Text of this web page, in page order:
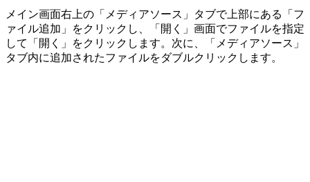
メイン画面右上の「メディアソース」タブで上部にある「フ
ァイル追加」をクリックし、「開く」画面でファイルを指定
して「開く」をクリックします。次に、「メディアソース」
タブ内に追加されたファイルをダブルクリックします。